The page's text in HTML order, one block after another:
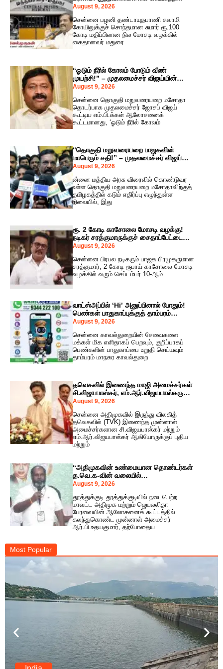
நினைப்பது யார்? – வேல்முருகன் சரமாரி
August 9, 2026
சென்னை பழனி தண்டாயுதபாணி சுவாமி
கோயிலுக்குச் சொந்தமான சுமார் ரூ.100
கோடி மதிப்பிலான நில மோசடி வழக்கில்
கைதானவர் மதுரை
“ஓடும் நீரில் கோலம் போடும் வீண்
முயற்சி!” – முதலமைச்சர் விஜய்யின்
ஆலோசனைக் கூட்டத்தைக் கடுமையாக
August 9, 2026
சென்னை தொகுதி மறுவரையறை மசோதா
தொடர்பாக முதலமைச்சர் ஜோசப் விஜய்
கூட்டிய எம்.பி.க்கள் ஆலோசனைக்
கூட்டமானது, ‘ஓடும் நீரில் கோலம்
“தொகுதி மறுவரையறை பாஜகவின்
மாபெரும் சதி!” – முதலமைச்சர் விஜய்
கூட்டத்திற்குப் பின் திருமாவளவன்
August 9, 2026
ன்னை மத்திய அரசு விரைவில் கொண்டுவர
உள்ள தொகுதி மறுவரையறை மசோதாவிற்குத்
தமிழகத்தில் கடும் எதிர்ப்பு எழுந்துள்ள
நிலையில், இது
ரூ. 2 கோடி காசோலை மோசடி வழக்கு!
நடிகர் சரத்குமாருக்குச் சைதாப்பேட்டை
நீதிமன்றம் அதிரடி சம்மன்!
August 9, 2026
சென்னை பிரபல நடிகரும் பாஜக பிரமுகருமான
சரத்குமார், 2 கோடி ரூபாய் காசோலை மோசடி
வழக்கில் வரும் செப்டம்பர் 10-ஆம்
வாட்ஸ்அப்பில் ‘Hi’ அனுப்பினால் போதும்!
பெண்கள் பாதுகாப்புக்குத் தாம்பரம்
போலீசாரின் ‘வாட்ஸ்காப்’ AI சேவை அதிரடி
August 9, 2026
சென்னை காவல்துறையின் சேவைகளை
மக்கள் மிக எளிதாகப் பெறவும், குறிப்பாகப்
பெண்களின் பாதுகாப்பை உறுதி செய்யவும்
தாம்பரம் மாநகர காவல்துறை
தவெகவில் இணைந்த மாஜி அமைச்சர்கள்
சி.விஜயபாஸ்கர், எம்.ஆர்.விஜயபாஸ்கருக்கு
முக்கியப் பதவிகள்! முதலமைச்சர் விஜய்
August 9, 2026
சென்னை அதிமுகவில் இருந்து விலகித்
தவெகவில் (TVK) இணைந்த முன்னாள்
அமைச்சர்களான சி.விஜயபாஸ்கர் மற்றும்
எம்.ஆர்.விஜயபாஸ்கர் ஆகியோருக்குப் புதிய
மற்றும்
“அதிமுகவின் உண்மையான தொண்டர்கள்
த.வெ.க-வின் வலையில்
சிக்கமாட்டார்கள்!” – கடுமையாக
August 9, 2026
தூத்துக்குடி தூத்துக்குடியில் நடைபெற்ற
மாவட்ட அதிமுக மற்றும் ஜெயலலிதா
பேரவையின் ஆலோசனைக் கூட்டத்தில்
கலந்துகொண்ட முன்னாள் அமைச்சர்
ஆர்.பி.உதயகுமார், தற்போதைய
Most Popular